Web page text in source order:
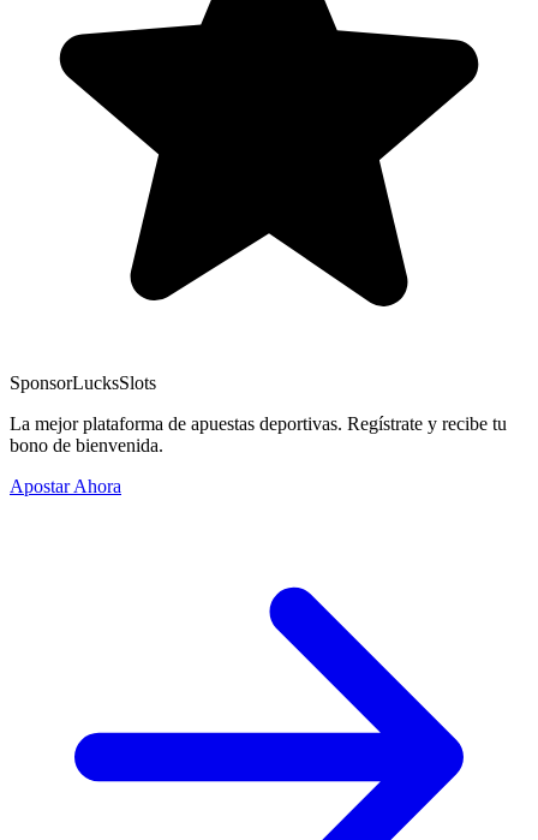
SponsorLucksSlots
La mejor plataforma de apuestas deportivas. Regístrate y recibe tu
bono de bienvenida.
Apostar Ahora